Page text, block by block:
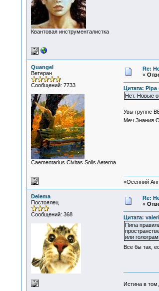
Квантовая инструменталистка
Quangel
Ветеран
Сообщений: 7733
Сaementarius Civitas Solis Aeterna
Re:
«
Цитата:
Нет. Новые
Увы группе
Меч Знания
«Осенний
Delema
Постоялец
Сообщений: 368
Re:
«
Цитата:
Пипа
или
Все бы так,
Истина в